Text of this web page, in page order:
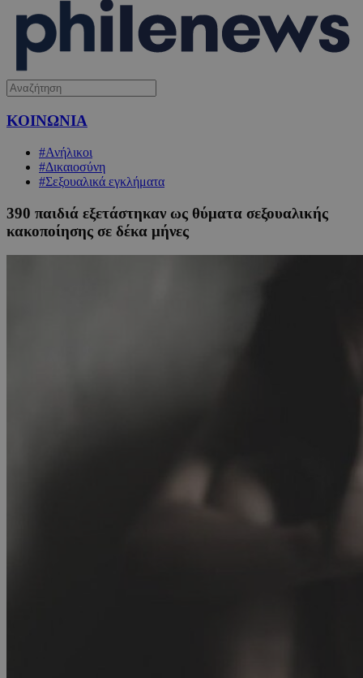
ΚΟΙΝΩΝΙΑ
#Ανήλικοι
#Δικαιοσύνη
#Σεξουαλικά εγκλήματα
390 παιδιά εξετάστηκαν ως θύματα σεξουαλικής
κακοποίησης σε δέκα μήνες